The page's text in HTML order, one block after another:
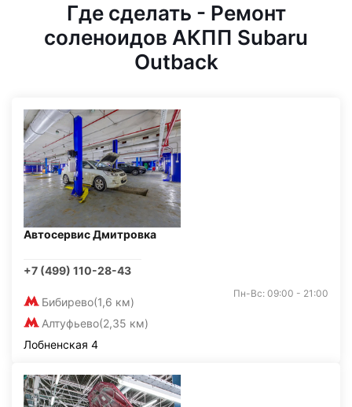
Где сделать - Ремонт
соленоидов АКПП Subaru
Outback
Автосервис Дмитровка
+7 (499) 110-28-43
Бибирево(1,6 км)
Алтуфьево(2,35 км)
Пн-Вс: 09:00 - 21:00
Лобненская 4